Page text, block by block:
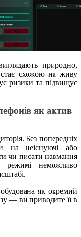
природно,
стає схожою на живу
ризики та підвищує
як актив
Без попередніх
на неіснуючі або
чи писати навмання
режимі неможливо
як окремий
— ви приводите її в